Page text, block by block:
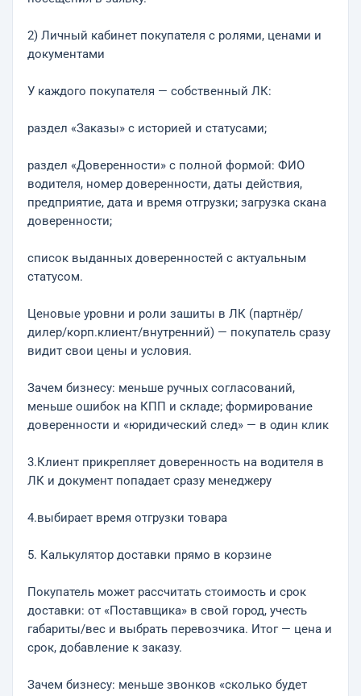
2) Личный кабинет покупателя с ролями, ценами и
документами
У каждого покупателя — собственный ЛК:
раздел «Заказы» с историей и статусами;
раздел «Доверенности» с полной формой: ФИО
водителя, номер доверенности, даты действия,
предприятие, дата и время отгрузки; загрузка скана
доверенности;
список выданных доверенностей с актуальным
статусом.
Ценовые уровни и роли зашиты в ЛК (партнёр/
дилер/корп.клиент/внутренний) — покупатель сразу
видит свои цены и условия.
Зачем бизнесу: меньше ручных согласований,
меньше ошибок на КПП и складе; формирование
доверенности и «юридический след» — в один клик
3.Клиент прикрепляет доверенность на водителя в
ЛК и документ попадает сразу менеджеру
4.выбирает время отгрузки товара
5. Калькулятор доставки прямо в корзине
Покупатель может рассчитать стоимость и срок
доставки: от «Поставщика» в свой город, учесть
габариты/вес и выбрать перевозчика. Итог — цена и
срок, добавление к заказу.
Зачем бизнесу: меньше звонков «сколько будет